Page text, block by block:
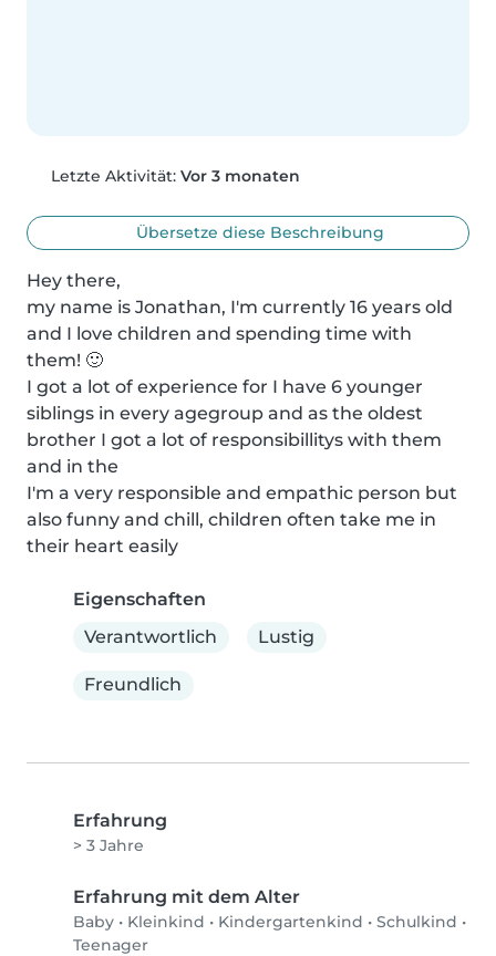
Letzte Aktivität: Vor 3 monaten
Übersetze diese Beschreibung
Hey there,
my name is Jonathan, I'm currently 16 years old
and I love children and spending time with
them! 🙂
I got a lot of experience for I have 6 younger
siblings in every agegroup and as the oldest
brother I got a lot of responsibillitys with them
and in the
I'm a very responsible and empathic person but
also funny and chill, children often take me in
their heart easily
Eigenschaften
Verantwortlich
Lustig
Freundlich
Erfahrung
> 3 Jahre
Erfahrung mit dem Alter
Baby • Kleinkind • Kindergartenkind • Schulkind •
Teenager